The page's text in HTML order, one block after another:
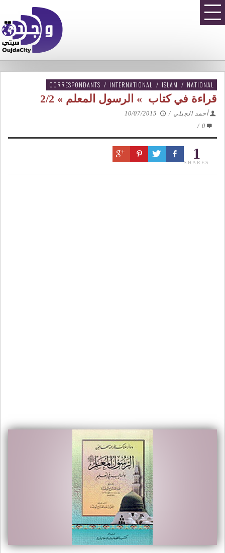
CORRESPONDANTS / INTERNATIONAL / ISLAM / NATIONAL
قراءة في كتاب » الرسول المعلم » 2/2
أحمد الجبلي /
10/07/2015
0
/
1
SHARES